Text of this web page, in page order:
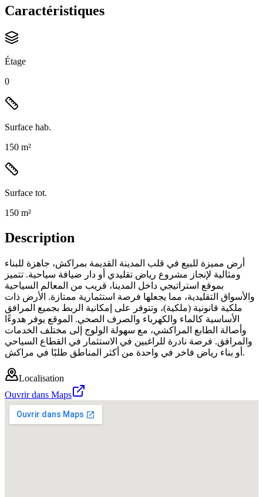
Caractéristiques
Étage
0
Surface hab.
150 m²
Surface tot.
150 m²
Description
أرض مميزة للبيع في قلب المدينة القديمة بمراكش، جاهزة للبناء
ومثالية لإنجاز مشروع رياض تقليدي أو دار ضيافة سياحية. تتميز
بموقع استراتيجي داخل المدينا، قريب من المعالم السياحية
والأسواق التقليدية، مما يجعلها فرصة استثمارية ممتازة. الأرض ذات
ملكية قانونية (ملكية)، وتتوفر على إمكانية الربط بجميع المرافق
الأساسية كالماء والكهرباء والصرف الصحي. الموقع يوفر هدوءًا
وأصالة الطابع المراكشي، مع سهولة الولوج إلى مختلف الخدمات
والمرافق. فرصة نادرة للراغبين في الاستثمار في القطاع السياحي
أو بناء رياض فاخر في واحدة من أكثر المناطق طلبًا في مراكش.
Localisation
Ouvrir dans Maps